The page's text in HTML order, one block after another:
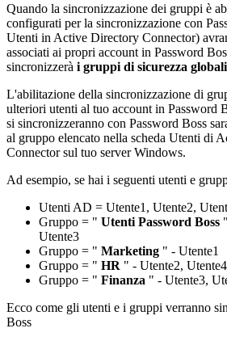
Quando la sincronizzazione dei gruppi è
configurati per la sincronizzazione con
Utenti in Active Directory Connector)
associati ai propri account in Password
sincronizzerà i gruppi di sicurezza globali
L'abilitazione della sincronizzazione di
ulteriori utenti al tuo account in Password
si sincronizzeranno con Password Boss
al gruppo elencato nella scheda Utenti di
Connector sul tuo server Windows.
Ad esempio, se hai i seguenti utenti e
Utenti AD = Utente1 , Utente2,
Gruppo = " Utenti Password Boss "
Utente3
Gruppo = " Marketing " - Utente1
Gruppo = " HR " - Utente2, Utente4
Gruppo = " Finanza " - Utente3,
Ecco come gli utenti e i gruppi verranno
Boss